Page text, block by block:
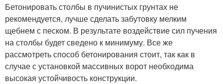
Бетонировать столбы в пучинистых грунтах не
рекомендуется, лучше сделать забутовку мелким
щебнем с песком. В результате воздействие сил пучения
на столбы будет сведено к минимуму. Все же
рассмотреть способ бетонирования стоит, так как в
случае с установкой массивных ворот необходима
высокая устойчивость конструкции.